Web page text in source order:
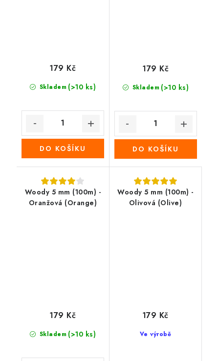
Skladem (>10 ks)
179 Kč
DO KOŠÍKU
Skladem (>10 ks)
179 Kč
DO KOŠÍKU
Woody 5 mm (100m) -
Oranžová (Orange)
Skladem (>10 ks)
179 Kč
Woody 5 mm (100m) -
Olivová (Olive)
Ve výrobě
179 Kč